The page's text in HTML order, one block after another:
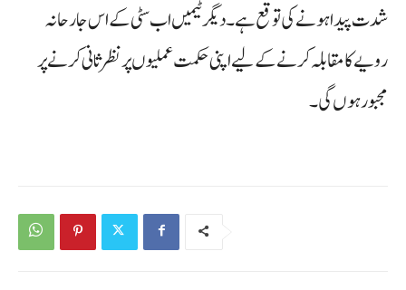
شدت پیدا ہونے کی توقع ہے۔ دیگر ٹیمیں اب سٹی کے اس جارحانہ
رویے کا مقابلہ کرنے کے لیے اپنی حکمت عملیوں پر نظر ثانی کرنے پر
مجبور ہوں گی۔